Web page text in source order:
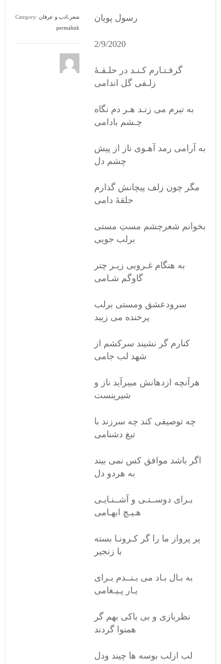
Category: شعر،ادب و عرفان
permalink
رسول پویان
2/9/2020
گرفـتـارم کـنـد در حلـقـۀ
زلـفی گل اندامی
به تیرم می زنـد هـر دم نگاه
چـشم بادامی
به آرامی رمد آهـوی ناز از پیش
چشم دل
مگر چون زلف پیچانش گذارم
حلقۀ دامی
بخوانم شعرچشم مستِ مستی
برلب جویی
به هنگام غـروبی زیـر چتر
گاوگم شـامی
سرودعشق ومستی برلب
پرخنده می زیبد
کنارم گر نشیند سرکشم از
شهد لب جامی
هرآنچه ازدهانش میبرآید ناز و
شیرینست
چه توصیفی کند چه سرزند با
تیغ دشنامی
اگر باشد موافق کس نمی بیند
به هردو دل
بـرای دوســتـی و آشــنـایـی
هـیـچ ابهـامی
پر پرواز ما را گر کـرونـا بسته
با زنجیر
به بـال بـاد می بـنــدم بـرای
یـار پـیـغامی
نظربازی و بی باکی بهم گر
همنوا گردند
لب ازلب بوسه ها چیند ودل